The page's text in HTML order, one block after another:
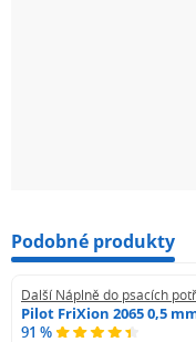
Podobné produkty
Další Náplně do psacích
Pilot FriXion 2065 0,5
91 %